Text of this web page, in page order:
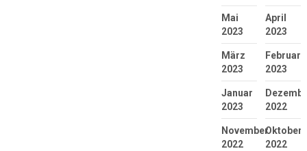
Mai
2023
April
2023
März
2023
Februar
2023
Januar
2023
2022
November
2022
Oktober
2022